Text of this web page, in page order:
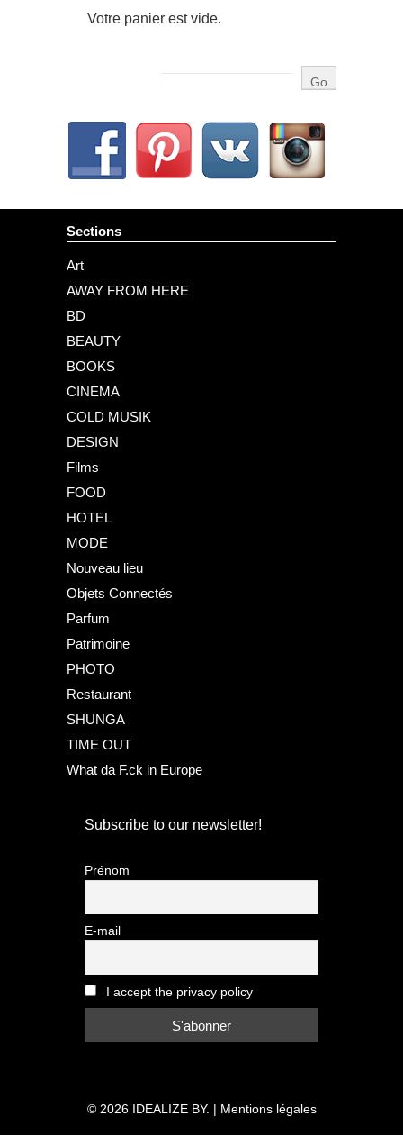
Votre panier est vide.
Sections
Art
AWAY FROM HERE
BD
BEAUTY
BOOKS
CINEMA
COLD MUSIK
DESIGN
Films
FOOD
HOTEL
MODE
Nouveau lieu
Objets Connectés
Parfum
Patrimoine
PHOTO
Restaurant
SHUNGA
TIME OUT
What da F.ck in Europe
Subscribe to our newsletter!
Prénom
E-mail
I accept the privacy policy
© 2026 IDEALIZE BY. | Mentions légales